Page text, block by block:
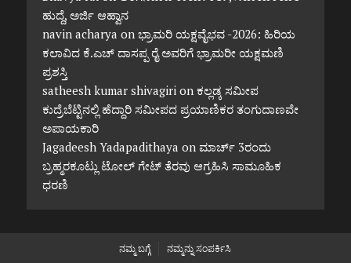
ಹುದ್ದೆ, ಅರ್ಜಿ ಆಹ್ವಾನ
navin acharya on ಭ್ರಾಮರಿ ಯಕ್ಷವೈಭವ -2026: ಹಿರಿಯ
ಕಲಾವಿದ ಕೆ.ಎಚ್ ದಾಸಪ್ಪ ರೈ ಅವರಿಗೆ ಭ್ರಾಮರೀ ಯಕ್ಷಮಣಿ
ಪ್ರಶಸ್ತಿ
satheesh kumar shivagirion ಕಲ್ಲಡ್ಕ ಸಮೀಪ
ಕುದ್ರೆಬೆಟ್ಟಿನಲ್ಲಿ ಹೆದ್ದಾರಿ ಸಮೀಪದ ಪ್ರಯಾಣಿಕರ ತಂಗುದಾಣವೇ
ಅಪಾಯಕಾರಿ
Jagadeesh Yadapadithaya on ಮಾರ್ಚ್ 3ರಂದು
ಬ್ರಹ್ಮರಕೂಟ್ಲು ಟೋಲ್ ಗೇಟ್ ತೆರವು ಆಗ್ರಹಿಸಿ ಸಾಮೂಹಿಕ
ಧರಣಿ
ನಮ್ಮ ಬಗ್ಗೆ ನಮ್ಮನ್ನು ಸಂಪರ್ಕಿಸಿ